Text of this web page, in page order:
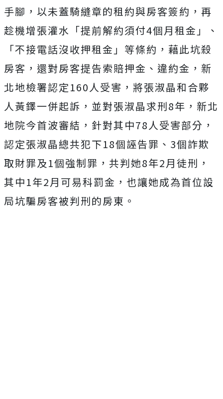
手腳，以未蓋騎縫章的租約與房客簽約，再
趁機增張灌水「提前解約須付4個月租金」、
「不接電話沒收押租金」等條約，藉此坑殺
房客，還對房客提告索賠押金、違約金，新
北地檢署認定160人受害，將張淑晶和合夥
人黃鐸一併起訴，並對張淑晶求刑8年，新北
地院今首波審結，針對其中78人受害部分，
認定張淑晶總共犯下18個誣告罪、3個詐欺
取財罪及1個強制罪，共判她8年2月徒刑，
其中1年2月可易科罰金，也讓她成為首位設
局坑騙房客被判刑的房東。